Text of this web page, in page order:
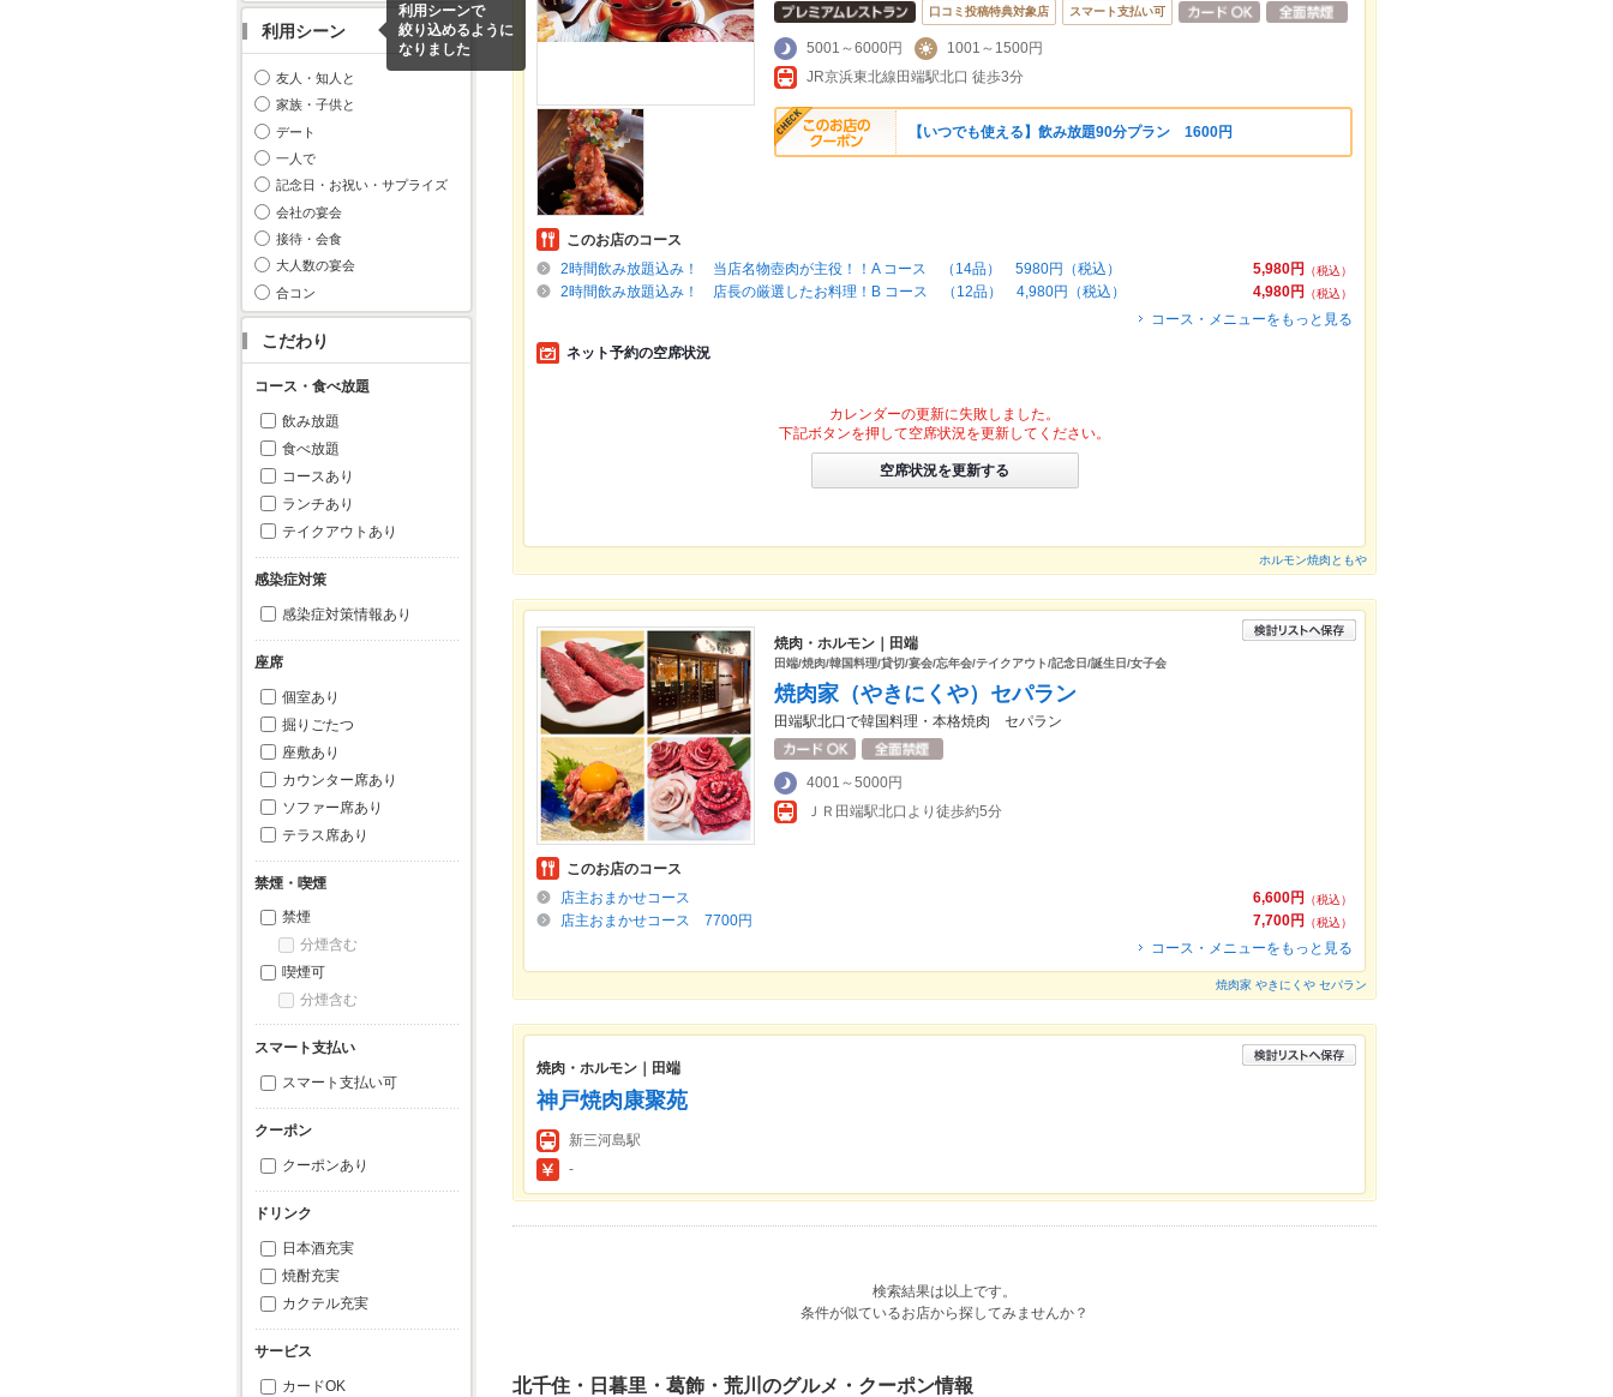
利用シーン
利用シーンで
絞り込めるように
なりました
友人・知人と
家族・子供と
デート
一人で
記念日・お祝い・サプライズ
会社の宴会
接待・会食
大人数の宴会
合コン
こだわり
コース・食べ放題
飲み放題
食べ放題
コースあり
ランチあり
テイクアウトあり
感染症対策
感染症対策情報あり
座席
個室あり
掘りごたつ
座敷あり
カウンター席あり
ソファー席あり
テラス席あり
禁煙・喫煙
禁煙
分煙含む
喫煙可
分煙含む
スマート支払い
スマート支払い可
クーポン
クーポンあり
ドリンク
日本酒充実
焼酎充実
カクテル充実
サービス
カードOK
口コミ投稿特典対象店 スマート支払い可
5001～6000円
1001～1500円
JR京浜東北線田端駅北口 徒歩3分
【いつでも使える】飲み放題90分プラン 1600円
このお店のコース
5,980円
（税込）
2時間飲み放題込み！ 当店名物壺肉が主役！！A コース （14品） 5980円（税込）
4,980円
（税込）
2時間飲み放題込み！ 店長の厳選したお料理！B コース （12品） 4,980円（税込）
コース・メニューをもっと見る
ネット予約の空席状況
カレンダーの更新に失敗しました。
下記ボタンを押して空席状況を更新してください。
空席状況を更新する
ホルモン焼肉ともや
焼肉・ホルモン｜田端
田端/焼肉/韓国料理/貸切/宴会/忘年会/テイクアウト/記念日/誕生日/女子会
焼肉家（やきにくや）セパラン
田端駅北口で韓国料理・本格焼肉 セパラン
4001～5000円
ＪＲ田端駅北口より徒歩約5分
このお店のコース
6,600円
（税込）
店主おまかせコース
7,700円
（税込）
店主おまかせコース 7700円
コース・メニューをもっと見る
焼肉家 やきにくや セパラン
焼肉・ホルモン｜田端
神戸焼肉康聚苑
新三河島駅
-
検索結果は以上です。
条件が似ているお店から探してみませんか？
北千住・日暮里・葛飾・荒川のグルメ・クーポン情報